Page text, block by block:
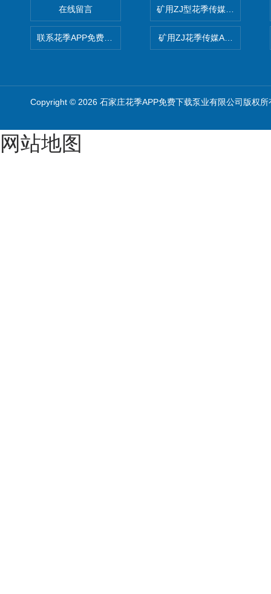
在线留言 矿用ZJ型花季传媒APP免费版
矿用ZJ花季传媒APP免费版
Copyright © 2026 石家庄花季APP免费下载泵业有限公司版权所
网站地图